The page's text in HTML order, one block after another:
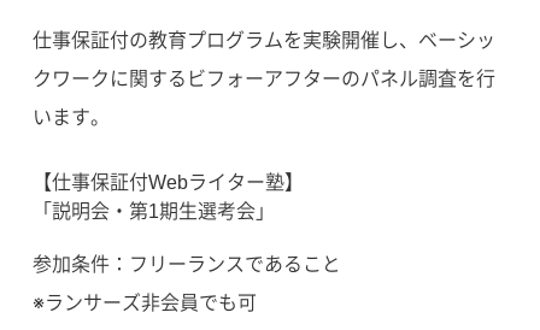
仕事保証付の教育プログラムを実験開催し、ベーシッ
クワークに関するビフォーアフターのパネル調査を行
います。
【仕事保証付Webライター塾】
「説明会・第1期生選考会」
参加条件：フリーランスであること
※ランサーズ非会員でも可